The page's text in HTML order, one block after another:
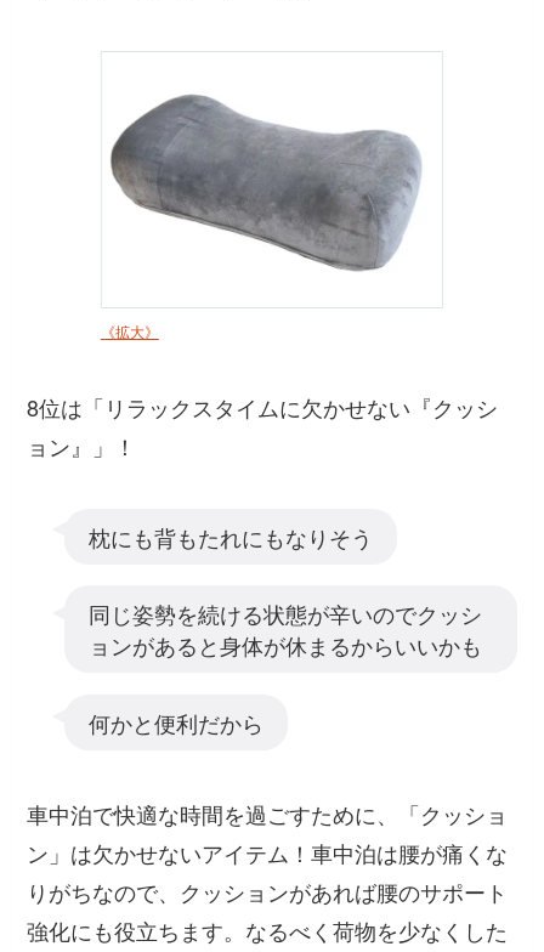
《拡大》
8位は「リラックスタイムに欠かせない『クッシ
ョン』」！
枕にも背もたれにもなりそう
同じ姿勢を続ける状態が辛いのでクッシ
ョンがあると身体が休まるからいいかも
何かと便利だから
車中泊で快適な時間を過ごすために、「クッショ
ン」は欠かせないアイテム！車中泊は腰が痛くな
りがちなので、クッションがあれば腰のサポート
強化にも役立ちます。なるべく荷物を少なくした